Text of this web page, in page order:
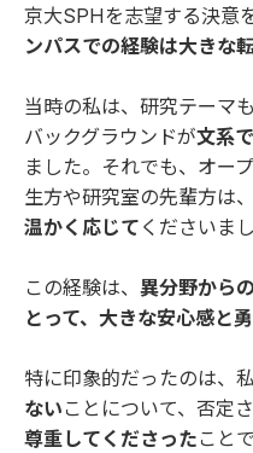
京大SPHを志望する決意
ンパスでの経験は大きな
当時の私は、研究テーマ
バックグラウンドが文系
ました。それでも、オー
生方や研究室の先輩方は
温かく応じて くださいまし
この経験は、 異分野から
とって、大きな安心感と
特に印象的だったのは、
ない ことについて、否定
尊重してくださった ことで